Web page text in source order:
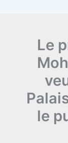
Le
le